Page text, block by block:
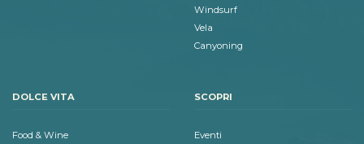
Windsurf
Vela
Canyoning
DOLCE VITA
Food & Wine
SCOPRI
Eventi